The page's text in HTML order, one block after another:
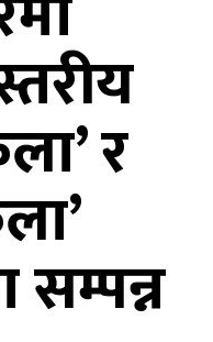
र
सम्पन्न